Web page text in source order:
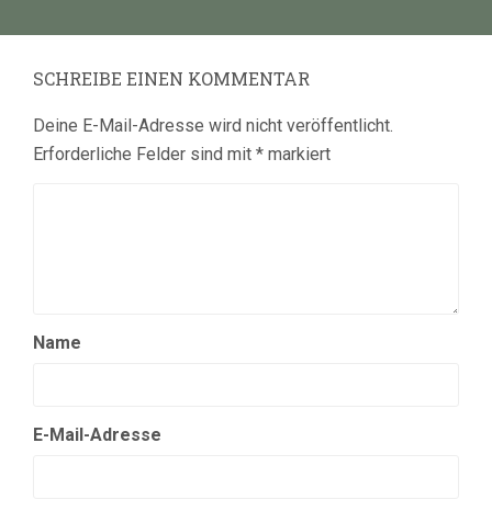
SCHREIBE EINEN KOMMENTAR
Deine E-Mail-Adresse wird nicht veröffentlicht.
Erforderliche Felder sind mit * markiert
Name
E-Mail-Adresse